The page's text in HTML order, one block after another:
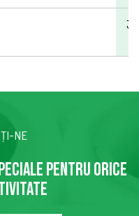
NE
PENTRU ORICE